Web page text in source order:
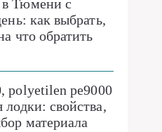
Тюмени с
как выбрать,
что обратить
polyetilen pe9000
свойства,
материала